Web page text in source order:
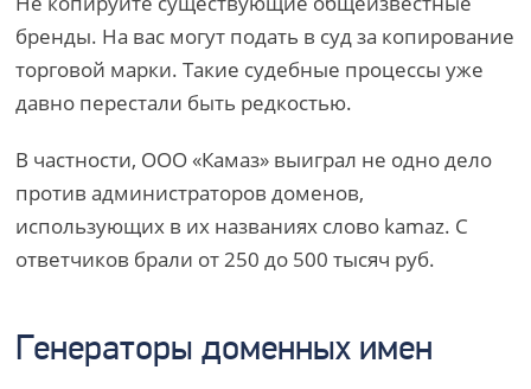
бренды. На вас могут подать в суд за копирование
торговой марки. Такие судебные процессы уже
давно перестали быть редкостью.
В частности, ООО «Камаз» выиграл не одно дело
против администраторов доменов,
использующих в их названиях слово kamaz. С
ответчиков брали от 250 до 500 тысяч руб.
Генераторы доменных имен